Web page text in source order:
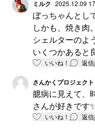
ミルク 2025.12.09
ぼっちゃんとし
しかも、焼き肉。
シェルターのよ
いくつかあると
いいね！ 返信
さんかくプロジェクト
臆病に見えて、
さんが好きです
いいね！ 返信